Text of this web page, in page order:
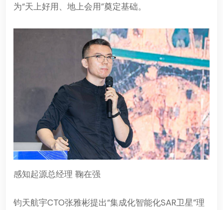
为“天上好用、地上会用”奠定基础。
感知起源总经理 鞠在强
钧天航宇CTO张雅彬提出“集成化智能化SAR卫星”理